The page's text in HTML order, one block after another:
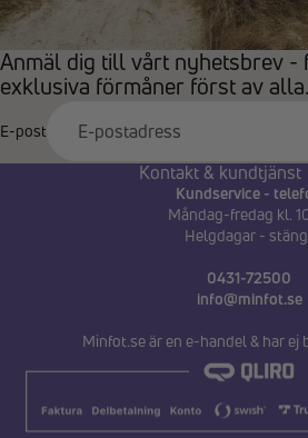
Anmäl dig till vårt nyhetsbrev -
exklusiva förmåner först av alla.
E-post
Kontakt & kundtjänst
Kundservice -
Måndag-fredag kl.
Helgdagar -
0431-72500
info@minfot.se
Minfot.se är en e-handel & har